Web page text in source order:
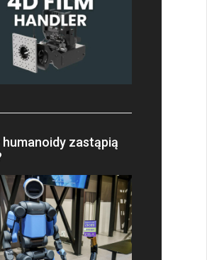
humanoidy zastąpią